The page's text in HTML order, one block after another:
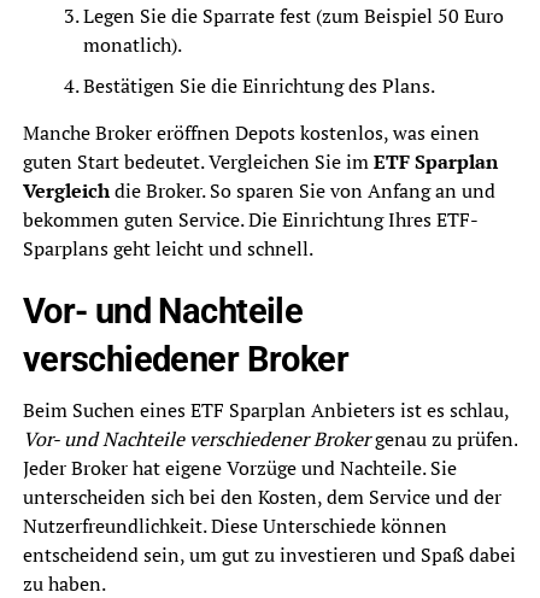
Legen Sie die Sparrate fest (zum Beispiel 50 Euro
monatlich).
Bestätigen Sie die Einrichtung des Plans.
Manche Broker eröffnen Depots kostenlos, was einen
guten Start bedeutet. Vergleichen Sie imETF Sparplan
Vergleichdie Broker. So sparen Sie von Anfang an und
bekommen guten Service. Die Einrichtung Ihres ETF-
Sparplans geht leicht und schnell.
Vor- und Nachteile
verschiedener Broker
Beim Suchen eines ETF Sparplan Anbieters ist es schlau,
Vor- und Nachteile verschiedener Brokergenau zu prüfen.
Jeder Broker hat eigene Vorzüge und Nachteile. Sie
unterscheiden sich bei den Kosten, dem Service und der
Nutzerfreundlichkeit. Diese Unterschiede können
entscheidend sein, um gut zu investieren und Spaß dabei
zu haben.